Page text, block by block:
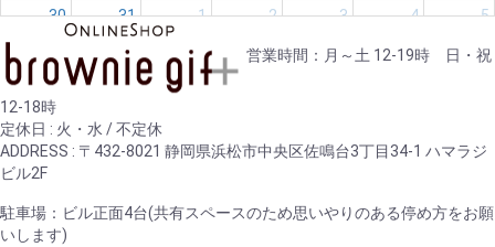
30 31 1 2
定休日
3 4 5
営業時間：月～土 12-19時 日・祝
12-18時
定休日 : 火・水 / 不定休
ADDRESS : 〒432-8021 静岡県浜松市中央区佐鳴台3丁目34-1 ハマラジ
ビル2F
駐車場：ビル正面4台(共有スペースのため思いやりのある停め方をお願
いします)